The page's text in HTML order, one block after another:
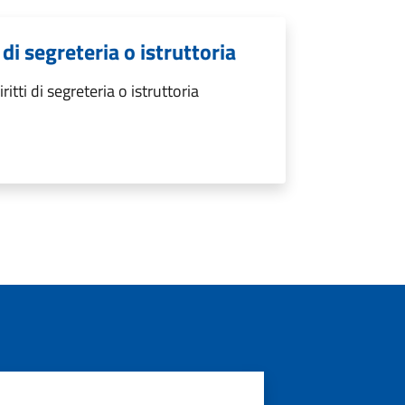
segreteria o istruttoria
di segreteria o istruttoria